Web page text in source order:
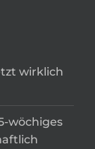
wirklich
wöchiges